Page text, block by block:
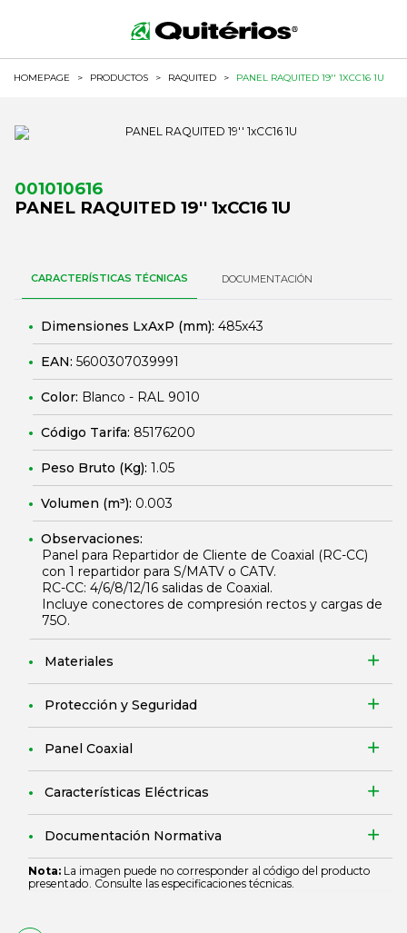
HOMEPAGE > PRODUCTOS > RAQUITED > PANEL RAQUITED 19'' 1XCC16 1U
001010616
PANEL RAQUITED 19'' 1xCC16 1U
CARACTERÍSTICAS TÉCNICAS DOCUMENTACIÓN
Dimensiones LxAxP (mm): 485x43
EAN: 5600307039991
Color: Blanco - RAL 9010
Código Tarifa: 85176200
Peso Bruto (Kg): 1.05
Volumen (m³): 0.003
Observaciones:
Panel para Repartidor de Cliente de Coaxial (RC-CC)
con 1 repartidor para S/MATV o CATV.
RC-CC: 4/6/8/12/16 salidas de Coaxial.
Incluye conectores de compresión rectos y cargas de
75O.
Materiales
Protección y Seguridad
Panel Coaxial
Características Eléctricas
Documentación Normativa
Nota: La imagen puede no corresponder al código del producto
presentado. Consulte las especificaciones técnicas.